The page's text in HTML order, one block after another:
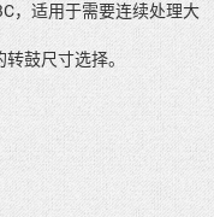
，适用于需要连续处理大
鼓尺寸选择。